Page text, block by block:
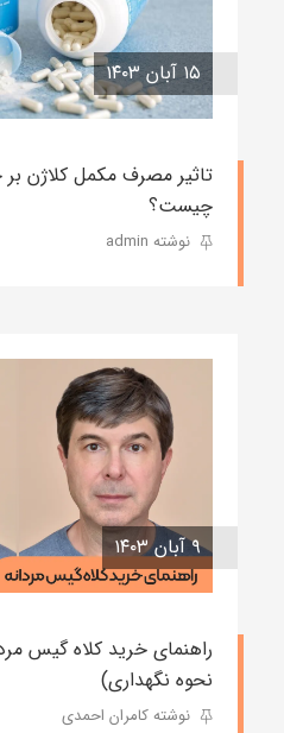
۱۵ آبان ۱۴۰۳
تاثیر مصرف مکمل کلاژن
چیست؟
نوشته admin
۹ آبان ۱۴۰۳
راهنمای خرید کلاه گیس
نحوه نگهداری)
نوشته کامران احمدی